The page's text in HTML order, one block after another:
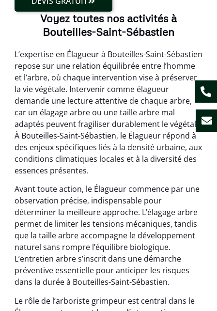
Voyez toutes nos activités à
Bouteilles-Saint-Sébastien
L’expertise en Élagueur à Bouteilles-Saint-Sébastien
repose sur une relation équilibrée entre l’homme
et l’arbre, où chaque intervention vise à préserver
la vie végétale. Intervenir comme élagueur
demande une lecture attentive de chaque arbre,
car un élagage arbre ou une taille arbre mal
adaptés peuvent fragiliser durablement le végétal.
À Bouteilles-Saint-Sébastien, le Élagueur répond à
des enjeux spécifiques liés à la densité urbaine, aux
conditions climatiques locales et à la diversité des
essences présentes.
Avant toute action, le Élagueur commence par une
observation précise, indispensable pour
déterminer la meilleure approche. L’élagage arbre
permet de limiter les tensions mécaniques, tandis
que la taille arbre accompagne le développement
naturel sans rompre l’équilibre biologique.
L’entretien arbre s’inscrit dans une démarche
préventive essentielle pour anticiper les risques
dans la durée à Bouteilles-Saint-Sébastien.
Le rôle de l’arboriste grimpeur est central dans le